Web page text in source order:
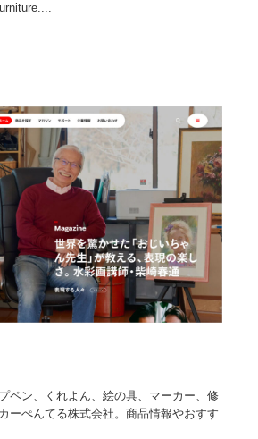
ペン、くれよん、絵の具、マーカー、修
ーぺんてる株式会社。商品情報やおすす